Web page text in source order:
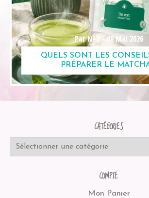
Par Nell -08 Mai 2026
QUELS SONT LES
PRÉPARER LE
CATÉGORIES
COMPTE
Mon Panier